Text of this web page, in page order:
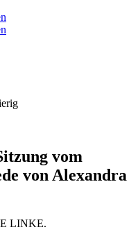
vom
von Alexandra
LINKE.